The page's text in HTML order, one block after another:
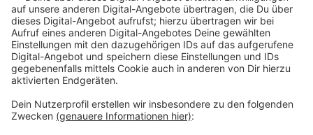
wollen, werden über die K 17, L361 und L486
umgeleitet. Die Kosten der Fahrbahnsanierung
belaufen sich auf etwa 3,2 Millionen Euro.
Anzeige